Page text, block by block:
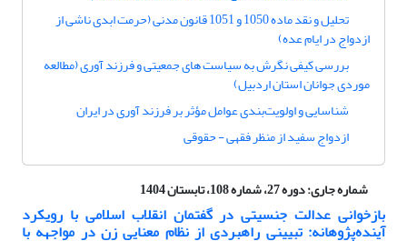
تحلیل و نقد ماده 1050 و 1051 قانون مدنی (حرمت ابدی ناشی از
ازدواج در ایام عده)
بررسی کیفی نگرش به سیاست های جمعیتی و فرزند آوری (مطالعه
موردی جوانان استان اردبیل)
شناسایی و اولویت‌بندی عوامل مؤثر بر فرزند آوری در ایران
ازدواج سفید از منظر فقهی - حقوقی
شماره جاری:دوره 27، شماره 108، تابستان 1404
بازخوانی عدالت جنسیتی در گفتمان انقلاب اسلامی با رویکرد
آینده‌پژوهانه: تبیینی راهبردی از نظام معنایی زن در مواجهه با